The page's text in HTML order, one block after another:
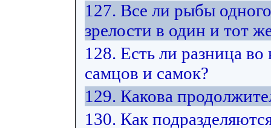
127. Все ли рыбы
зрелости в один и тот
128. Есть ли разница
самцов и самок?
129. Какова
130. Как